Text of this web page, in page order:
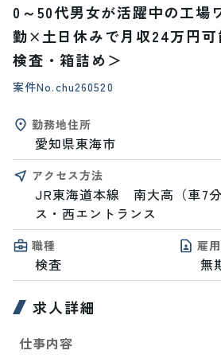
0～50代男女が活躍中の工場
勤×土日休みで月収24万円
検査・箱詰め＞
案件No.chu260520
勤務地住所
愛知県東海市
アクセス方法
JR東海道本線　南大高（車7
ス・西エントランス
職種
検査
雇
無
求人詳細
仕事内容